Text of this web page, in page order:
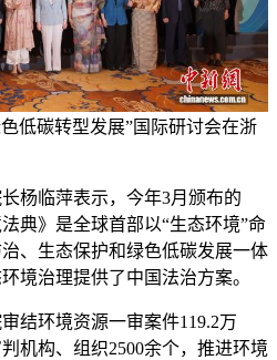
低碳转型发展”国际研讨会在浙
临萍表示，今年3月颁布的
典》是全球首部以“生态环境”命
、生态保护和绿色低碳发展一体
境治理提供了中国法治方案。
环境资源一审案件119.2万
机构、组织2500余个，推进环境